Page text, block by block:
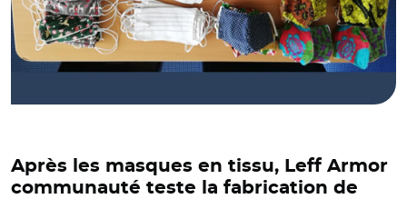
Après les masques en tissu, Leff Armor
communauté teste la fabrication de